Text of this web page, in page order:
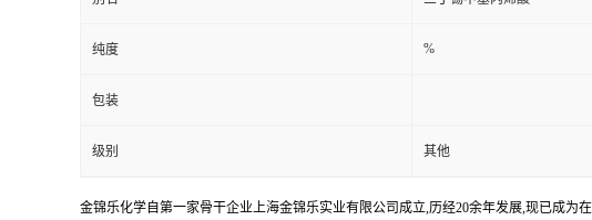
纯度 %
包装
级别 其他
金锦乐化学自第一家骨干企业上海金锦乐实业有限公司成立,历经20余年发展,现已成